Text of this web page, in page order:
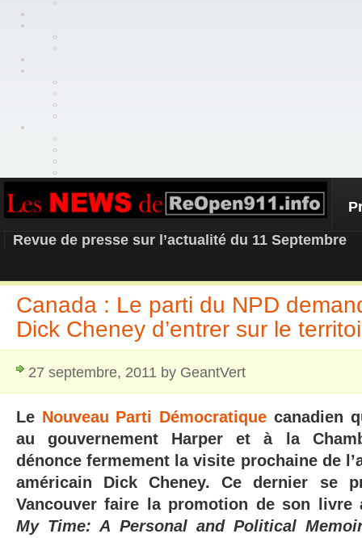
REOPEN911 – NEWS
Revue de presse sur l’actualité du 11 Septembre
Canada : Le parti du NPD
Dick Cheney d’entrer sur le
27 septembre, 2011 by GeantVert
Le Nouveau Parti Démocratique canadien
au gouvernement Harper et à la
dénonce fermement la visite prochaine de
américain Dick Cheney. Ce dernier se
Vancouver faire la promotion de son livre
My Time: A Personal and Political